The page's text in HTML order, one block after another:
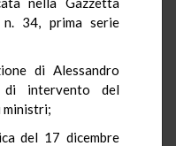
n. 34, prima serie
di Alessandro
di intervento del
ministri;
del 17 dicembre